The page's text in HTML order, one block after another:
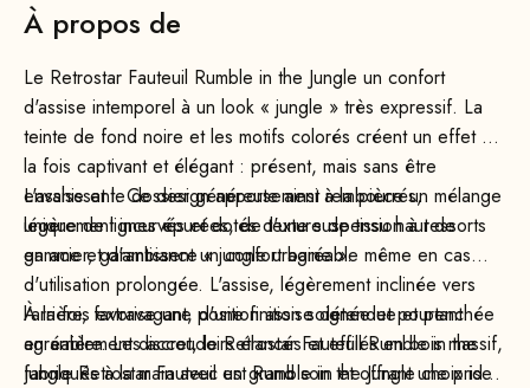
À propos de
Le Retrostar Fauteuil Rumble in the Jungle un confort
d'assise intemporel à un look « jungle » très expressif. La
teinte de fond noire et les motifs colorés créent un effet à
la fois captivant et élégant : présent, mais sans être
envahissant. Ce design apporte ainsi à la pièce un mélange
unique de lignes épurées, de texture de tissu haut de
gamme et d'ambiance « jungle urbaine ».
L'assise et le dossier généreusement rembourrés,
légèrement incurvés et dotés d'une suspension à ressorts
en acier, garantissent un confort agréable même en cas
d'utilisation prolongée. L'assise, légèrement inclinée vers
l'arrière, favorise une position assise détendue et penchée
en arrière. Les accoudoirs élancés et effilés en bois massif,
fabriqués à la main avec un grand soin et offrant une prise
À la fois extravagant, d'une finition soignée et pourtant
agréablement discret, le Retrostar Fauteuil Rumble in the
Jungle Retrostar Fauteuil est Rumble in the Jungle choix idéal